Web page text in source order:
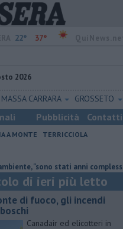
22° 37°
2026
MASSA CARRARA GROSSETO
Pubblicità Contatti
A MONTE
TERRICCIOLA
anni complessi ma di crescita"
di ieri più letto
di fuoco, gli incendi
Canadair ed elicotteri in